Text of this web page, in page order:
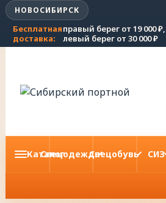
Каталог
СпецодеждаСпецобувь СИЗ
НОВОСИБИРСК
Бесплатная
доставка:
правый берег от 19 000 ₽,
левый берег от 30 000 ₽